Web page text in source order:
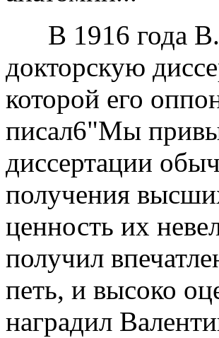
В 1916 года
докторскую
которой его
писал6"Мы
диссертации
получения
ценность их
получил
петь, и высоко
наградил